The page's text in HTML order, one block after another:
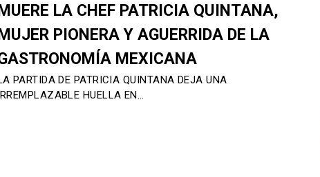
MUERE LA CHEF PATRICIA QUINTANA,
MUJER PIONERA Y AGUERRIDA DE LA
MEXICANA
PARTIDA DE PATRICIA QUINTANA DEJA UNA
HUELLA EN…